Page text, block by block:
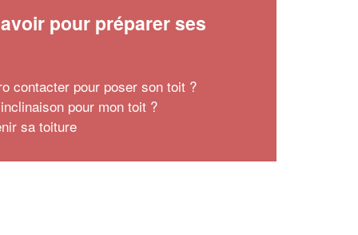
pour préparer ses
contacter pour poser son toit ?
pour mon toit ?
sa toiture